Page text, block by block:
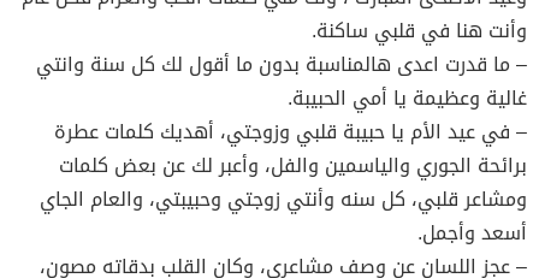
وأنت هنا في قلبي ساكنة.
– ما قدرت اعدى هالمناسبة بدون ما أقول لك كل سنة وانتي
غالية وعظيمة يا أمي الحبيبة.
– في عيد الأم يا حبيبة قلبي وزوجتي، أهديك كلمات عطرة
برائحة الجوري والياسمين والفل، وأعبر لك عن بعض كلمات
ومشاعر قلبي، كل سنه وأنتي زوجتي وحبيبتي، والعام الجاي
أسعد وأجمل.
– عجز اللسان عن وصف مشاعري، وكان القلب بدقاته مصون،